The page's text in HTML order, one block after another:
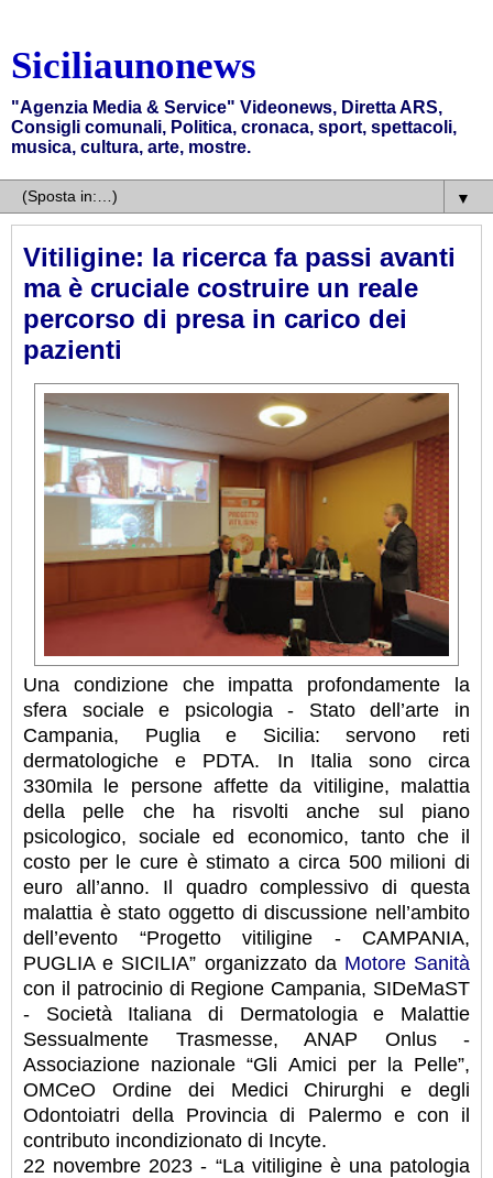
Siciliaunonews
"Agenzia Media & Service" Videonews, Diretta ARS,
Consigli comunali, Politica, cronaca, sport, spettacoli,
musica, cultura, arte, mostre.
▼
Vitiligine: la ricerca fa passi avanti
ma è cruciale costruire un reale
percorso di presa in carico dei
pazienti
Una condizione che impatta profondamente la
sfera sociale e psicologia​ - Stato dell’arte in
Campania, Puglia e Sicilia: servono reti
dermatologiche e PDTA. In Italia sono circa
330mila le persone affette da vitiligine, malattia
della pelle che ha risvolti anche sul piano
psicologico, sociale ed economico, tanto che il
costo per le cure è stimato a circa 500 milioni di
euro all’anno. Il quadro complessivo di questa
malattia è stato oggetto di discussione nell’ambito
dell’evento “Progetto vitiligine - CAMPANIA,
PUGLIA e SICILIA” organizzato da Motore Sanità
con il patrocinio di Regione Campania, SIDeMaST
- Società Italiana di Dermatologia e Malattie
Sessualmente Trasmesse, ANAP Onlus -
Associazione nazionale “Gli Amici per la Pelle”,
OMCeO Ordine dei Medici Chirurghi e degli
Odontoiatri della Provincia di Palermo e con il
contributo incondizionato di Incyte.
22 novembre 2023 - “La vitiligine è una patologia